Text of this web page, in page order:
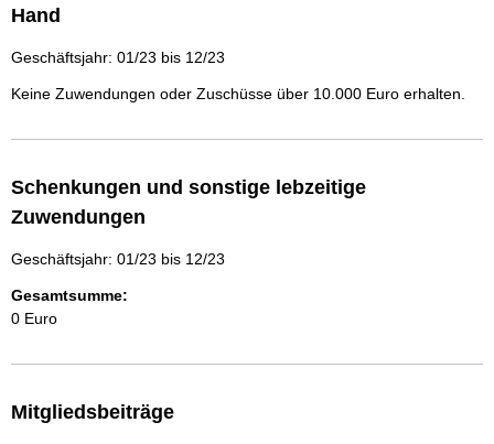
Hand
Geschäftsjahr: 01/23 bis 12/23
Keine Zuwendungen oder Zuschüsse über 10.000 Euro erhalten.
Schenkungen und sonstige lebzeitige
Zuwendungen
Geschäftsjahr: 01/23 bis 12/23
Gesamtsumme:
0 Euro
Mitgliedsbeiträge